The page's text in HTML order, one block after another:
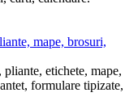
mape, brosuri,
etichete, mape,
formulare tipizate,